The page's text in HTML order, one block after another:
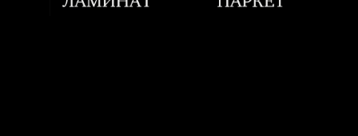
ИНН: 505603410120